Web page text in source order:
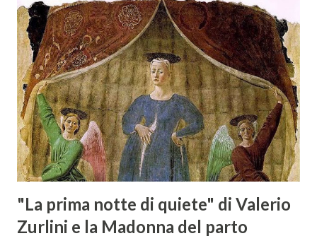
territorio maremmano: Consorzio Tutela Vini della
Maremma Toscana, del Montecucco e del Morellino di
Scansano. Scopo dell’iniziativa è stato quello di promuovere
le eccellenze vitivinicole della regione in Austria, un
mercato dove il potenziale di crescita è ancora molto alto,
assistendo i produttori nella creazione di contatti
commerciali con gli operatori locali. Gli organizzatori
dell’evento, Christian Bauer, austriaco ed esperto di vini e
conoscitore dei mercati di lingua tedes...
"La prima notte di quiete" di Valerio
Zurlini e la Madonna del parto